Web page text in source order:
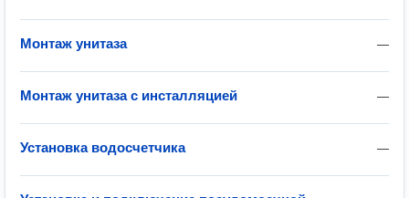
—
Монтаж унитаза
—
Монтаж унитаза с инсталляцией
—
Установка водосчетчика